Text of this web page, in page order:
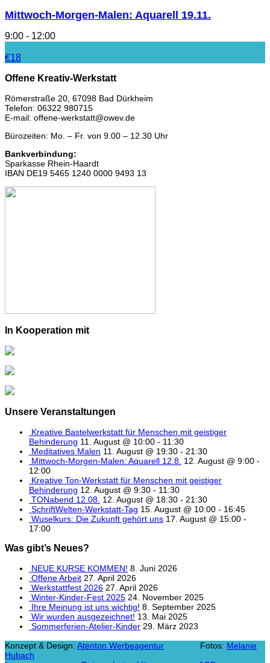
Mittwoch-Morgen-Malen: Aquarell 19.11.
9:00 - 12:00
€18
Offene Kreativ-Werkstatt
Römerstraße 20, 67098 Bad Dürkheim
Telefon: 06322 980715
E-mail: offene-werkstatt@owev.de
Bürozeiten: Mo. – Fr. von 9.00 – 12.30 Uhr
Bankverbindung:
Sparkasse Rhein-Haardt
IBAN DE19 5465 1240 0000 9493 13
In Kooperation mit
Unsere Veranstaltungen
Kreative Bastelwerkstatt für Menschen mit geistiger
Behinderung 11. August @ 10:00 - 11:30
Meditatives Malen 11. August @ 19:30 - 21:30
Mittwoch-Morgen-Malen: Aquarell 12.8. 12. August @ 9:00 -
12:00
Kreative Ton-Werkstatt für Menschen mit geistiger
Behinderung 12. August @ 9:30 - 11:30
TONabend 12.08. 12. August @ 18:30 - 21:30
SchriftWelten-Werkstatt-Tag 15. August @ 10:00 - 16:45
Wuselkurs: Die Zukunft gehört uns 17. August @ 15:00 -
17:00
Was gibt’s Neues?
NEUE KURSE KOMMEN! 8. Juni 2026
Offene Arbeit 27. April 2026
Werkstattfest 2026 27. April 2026
Winter-Kinder-Fest 2025 24. November 2025
Ihre Meinung ist uns wichtig! 8. September 2025
Wir wurden ausgezeichnet! 13. Mai 2025
Sommerferien-Atelier-Kinder 29. März 2023
Konzept & Design: Atenton Werbeagentur Fotos: Melanie
Hubach